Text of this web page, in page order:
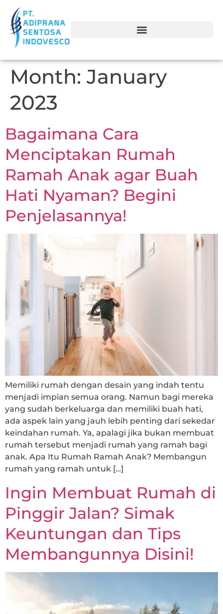
Month:January
2023
Bagaimana Cara
Menciptakan Rumah
Ramah Anak agar Buah
Hati Nyaman? Begini
Penjelasannya!
Memiliki rumah dengan desain yang indah tentu
menjadi impian semua orang. Namun bagi mereka
yang sudah berkeluarga dan memiliki buah hati,
ada aspek lain yang jauh lebih penting dari sekedar
keindahan rumah. Ya, apalagi jika bukan membuat
rumah tersebut menjadi rumah yang ramah bagi
anak. Apa Itu Rumah Ramah Anak? Membangun
rumah yang ramah untuk […]
Ingin Membuat Rumah di
Pinggir Jalan? Simak
Keuntungan dan Tips
Membangunnya Disini!